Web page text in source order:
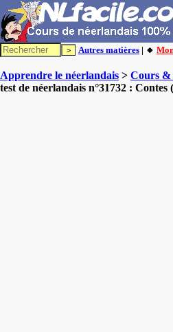
Autres matières | 🔸
Apprendre le néerlandais > Cours &
test de néerlandais n°31732 : Contes